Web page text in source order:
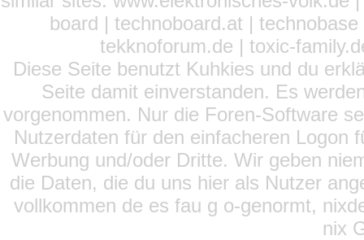
board | technoboard.at |
tekknoforum.de | toxic-
Diese Seite benutzt Kuhkies und du
Seite damit einverstanden. Es
vorgenommen. Nur die Foren-Software
Nutzerdaten für den einfacheren Logon
Werbung und/oder Dritte. Wir geben
die Daten, die du uns hier als Nutzer
vollkommen de es fau g o-genormt,
nix